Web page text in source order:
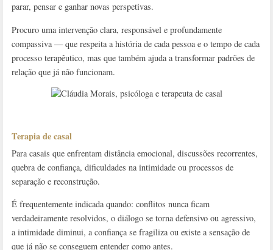
parar, pensar e ganhar novas perspetivas.
Procuro uma intervenção clara, responsável e profundamente
compassiva — que respeita a história de cada pessoa e o tempo de cada
processo terapêutico, mas que também ajuda a transformar padrões de
relação que já não funcionam.
Terapia de casal
Para casais que enfrentam distância emocional, discussões recorrentes,
quebra de confiança, dificuldades na intimidade ou processos de
separação e reconstrução.
É frequentemente indicada quando: conflitos nunca ficam
verdadeiramente resolvidos, o diálogo se torna defensivo ou agressivo,
a intimidade diminui, a confiança se fragiliza ou existe a sensação de
que já não se conseguem entender como antes.